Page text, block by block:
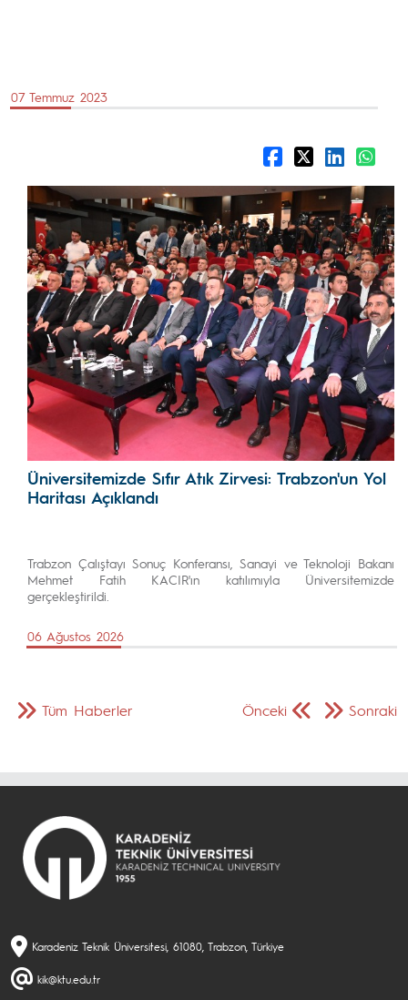
07 Temmuz 2023
Üniversitemizde Sıfır Atık Zirvesi: Trabzon'un Yol
Haritası Açıklandı
Trabzon Çalıştayı Sonuç Konferansı, Sanayi ve Teknoloji Bakanı
Mehmet Fatih KACIR'ın katılımıyla Üniversitemizde
gerçekleştirildi.
06 Ağustos 2026
Önceki Sonraki
Tüm Haberler
Karadeniz Teknik Üniversitesi, 61080, Trabzon, Türkiye
kik@ktu.edu.tr